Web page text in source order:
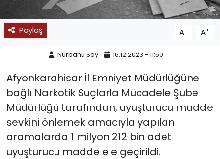
Paylaş A- A+
Nurbanu Soy 16.12.2023 - 11:50
Afyonkarahisar İl Emniyet Müdürlüğüne
bağlı Narkotik Suçlarla Mücadele Şube
Müdürlüğü tarafından, uyuşturucu madde
sevkini önlemek amacıyla yapılan
aramalarda 1 milyon 212 bin adet
uyuşturucu madde ele geçirildi.